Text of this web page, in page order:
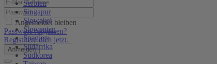
Serbien
Singapur
Slowakei
Slowenien
Spanien
Südafrika
Südkorea
Angemeldet bleiben
Passwort vergessen?
Registriere dich jetzt.
Anmelden